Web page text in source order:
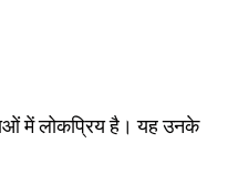
में लोकप्रिय है। यह उनके